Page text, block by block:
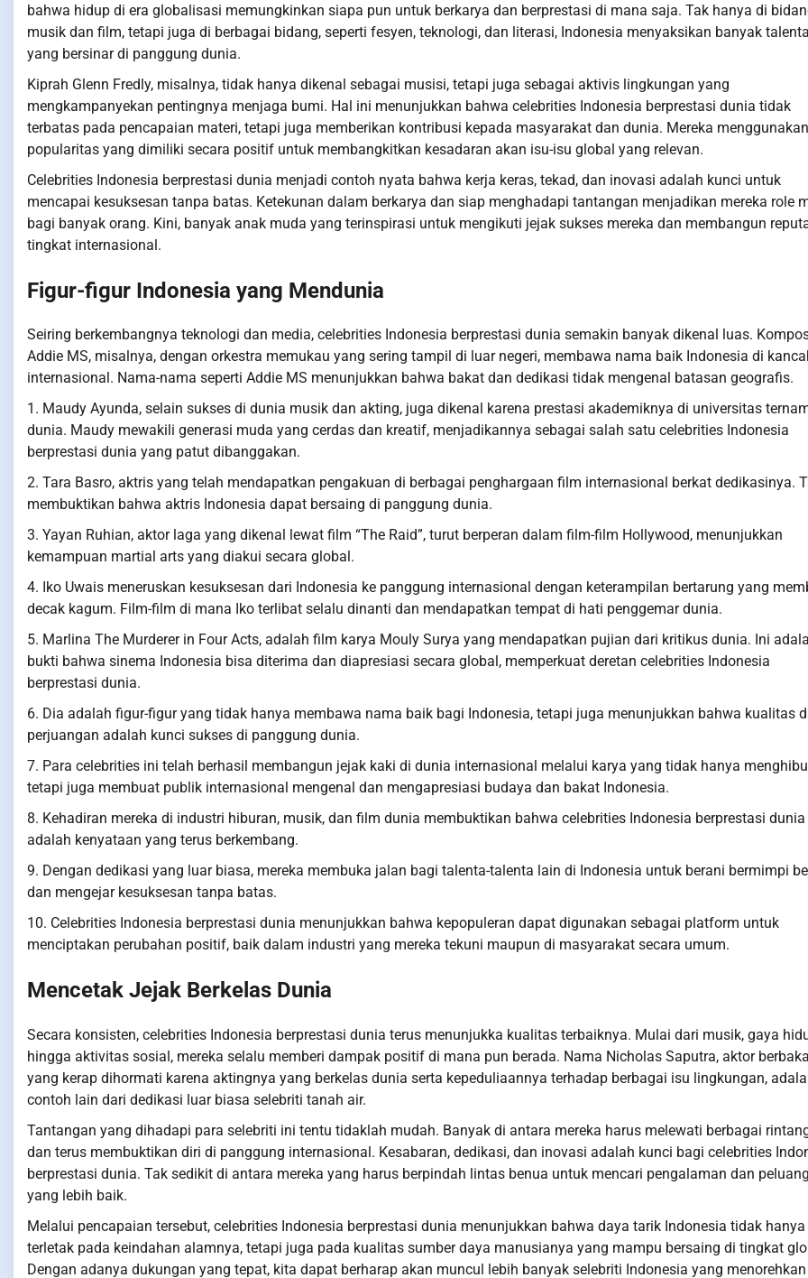
bahwa hidup di era globalisasi memungkinkan siapa pun untuk berkarya dan berprestasi di mana saja. Tak hanya di
musik dan film, tetapi juga di berbagai bidang, seperti fesyen, teknologi, dan literasi, Indonesia menyaksikan banyak talenta
yang bersinar di panggung dunia.
Kiprah Glenn Fredly, misalnya, tidak hanya dikenal sebagai musisi, tetapi juga sebagai aktivis lingkungan yang
mengkampanyekan pentingnya menjaga bumi. Hal ini menunjukkan bahwa celebrities Indonesia berprestasi dunia tidak
terbatas pada pencapaian materi, tetapi juga memberikan kontribusi kepada masyarakat dan dunia. Mereka menggunakan
popularitas yang dimiliki secara positif untuk membangkitkan kesadaran akan isu-isu global yang relevan.
Celebrities Indonesia berprestasi dunia menjadi contoh nyata bahwa kerja keras, tekad, dan inovasi adalah kunci untuk
mencapai kesuksesan tanpa batas. Ketekunan dalam berkarya dan siap menghadapi tantangan menjadikan mereka role
bagi banyak orang. Kini, banyak anak muda yang terinspirasi untuk mengikuti jejak sukses mereka dan membangun
tingkat internasional.
Figur-figur Indonesia yang Mendunia
Seiring berkembangnya teknologi dan media, celebrities Indonesia berprestasi dunia semakin banyak dikenal luas.
Addie MS, misalnya, dengan orkestra memukau yang sering tampil di luar negeri, membawa nama baik Indonesia di
internasional. Nama-nama seperti Addie MS menunjukkan bahwa bakat dan dedikasi tidak mengenal batasan geografis.
1. Maudy Ayunda, selain sukses di dunia musik dan akting, juga dikenal karena prestasi akademiknya di universitas
dunia. Maudy mewakili generasi muda yang cerdas dan kreatif, menjadikannya sebagai salah satu celebrities Indonesia
berprestasi dunia yang patut dibanggakan.
2. Tara Basro, aktris yang telah mendapatkan pengakuan di berbagai penghargaan film internasional berkat dedikasinya.
membuktikan bahwa aktris Indonesia dapat bersaing di panggung dunia.
3. Yayan Ruhian, aktor laga yang dikenal lewat film “The Raid”, turut berperan dalam film-film Hollywood, menunjukkan
kemampuan martial arts yang diakui secara global.
4. Iko Uwais meneruskan kesuksesan dari Indonesia ke panggung internasional dengan keterampilan bertarung yang
decak kagum. Film-film di mana Iko terlibat selalu dinanti dan mendapatkan tempat di hati penggemar dunia.
5. Marlina The Murderer in Four Acts, adalah film karya Mouly Surya yang mendapatkan pujian dari kritikus dunia. Ini
bukti bahwa sinema Indonesia bisa diterima dan diapresiasi secara global, memperkuat deretan celebrities Indonesia
berprestasi dunia.
6. Dia adalah figur-figur yang tidak hanya membawa nama baik bagi Indonesia, tetapi juga menunjukkan bahwa kualitas
perjuangan adalah kunci sukses di panggung dunia.
7. Para celebrities ini telah berhasil membangun jejak kaki di dunia internasional melalui karya yang tidak hanya
tetapi juga membuat publik internasional mengenal dan mengapresiasi budaya dan bakat Indonesia.
8. Kehadiran mereka di industri hiburan, musik, dan film dunia membuktikan bahwa celebrities Indonesia berprestasi dunia
adalah kenyataan yang terus berkembang.
9. Dengan dedikasi yang luar biasa, mereka membuka jalan bagi talenta-talenta lain di Indonesia untuk berani bermimpi
dan mengejar kesuksesan tanpa batas.
10. Celebrities Indonesia berprestasi dunia menunjukkan bahwa kepopuleran dapat digunakan sebagai platform untuk
menciptakan perubahan positif, baik dalam industri yang mereka tekuni maupun di masyarakat secara umum.
Mencetak Jejak Berkelas Dunia
Secara konsisten, celebrities Indonesia berprestasi dunia terus menunjukka kualitas terbaiknya. Mulai dari musik, gaya
hingga aktivitas sosial, mereka selalu memberi dampak positif di mana pun berada. Nama Nicholas Saputra, aktor
yang kerap dihormati karena aktingnya yang berkelas dunia serta kepeduliaannya terhadap berbagai isu lingkungan,
contoh lain dari dedikasi luar biasa selebriti tanah air.
Tantangan yang dihadapi para selebriti ini tentu tidaklah mudah. Banyak di antara mereka harus melewati berbagai
dan terus membuktikan diri di panggung internasional. Kesabaran, dedikasi, dan inovasi adalah kunci bagi celebrities
berprestasi dunia. Tak sedikit di antara mereka yang harus berpindah lintas benua untuk mencari pengalaman dan peluang
yang lebih baik.
Melalui pencapaian tersebut, celebrities Indonesia berprestasi dunia menunjukkan bahwa daya tarik Indonesia tidak hanya
terletak pada keindahan alamnya, tetapi juga pada kualitas sumber daya manusianya yang mampu bersaing di tingkat
Dengan adanya dukungan yang tepat, kita dapat berharap akan muncul lebih banyak selebriti Indonesia yang menorehkan